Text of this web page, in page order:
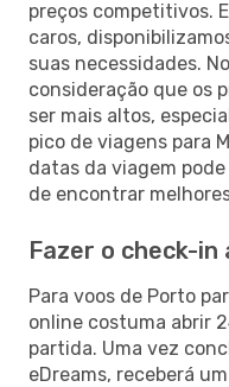
preços competitivos.
caros,
suas necessidades.
consideração que os
ser mais altos,
pico de viagens para
datas da viagem
de encontrar
Fazer o check-in
Para voos de Porto
online costuma abrir
partida. Uma vez
eDreams, receberá